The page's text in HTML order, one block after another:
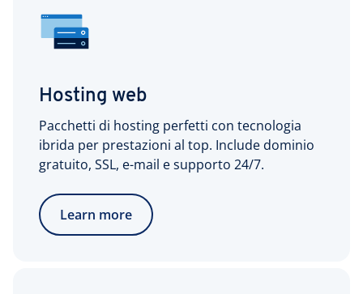
Hosting web
Pacchetti di hosting perfetti con tecnologia
ibrida per prestazioni al top. Include dominio
gratuito, SSL, e-mail e supporto 24/7.
Learn more